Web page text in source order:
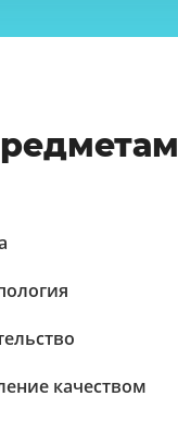
качеством